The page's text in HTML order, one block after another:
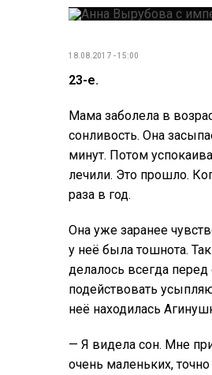
18.08.2017 - 15:00
23-е.
Мама заболела в
сонливость. Она
минут. Потом
лечили. Это прошло.
раза в год.
Она уже заранее
у неё была тошнота.
делалось всегда
подействовать
неё находилась
— Я видела сон. Мне
очень маленьких,